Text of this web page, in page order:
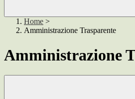
Home >
Amministrazione Trasparente
Amministrazione